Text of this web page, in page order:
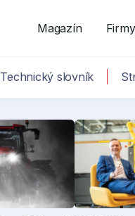
Magazín Firmy
Technický slovník